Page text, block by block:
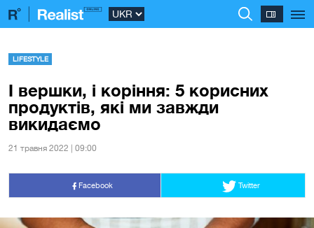
LIFESTYLE
І вершки, і коріння: 5 корисних
продуктів, які ми завжди
викидаємо
21 травня 2022 | 09:00
Facebook Twitter